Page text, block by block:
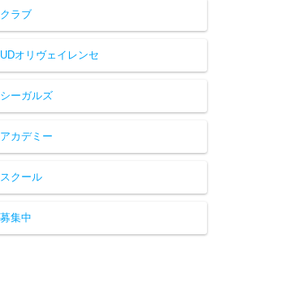
クラブ
UDオリヴェイレンセ
シーガルズ
アカデミー
スクール
募集中